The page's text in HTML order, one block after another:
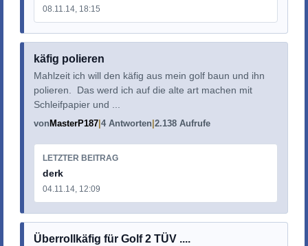
08.11.14, 18:15
käfig polieren
Mahlzeit ich will den käfig aus mein golf baun und ihn
polieren. Das werd ich auf die alte art machen mit
Schleifpapier und ...
von MasterP187 4 Antworten 2.138 Aufrufe
LETZTER BEITRAG
derk
04.11.14, 12:09
Überrollkäfig für Golf 2 TÜV ....